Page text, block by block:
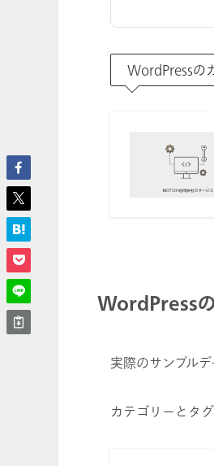
WordPressの
WordPressの
実際のサンプルデ
カテゴリーとタ